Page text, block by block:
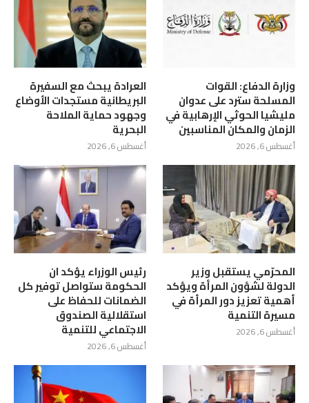
وزارة الدفاع: القوات
المسلحة سترد على عدوان
مليشيا الحوثي الإرهابية في
الزمان والمكان المناسبين
أغسطس 6, 2026
العرادة يبحث مع السفيرة
البريطانية مستجدات الأوضاع
وجهود حماية الملاحة
البحرية
أغسطس 6, 2026
المحرّمي يستقبل وزير
الدولة لشؤون المرأة ويؤكد
أهمية تعزيز دور المرأة في
مسيرة التنمية
أغسطس 6, 2026
رئيس الوزراء يؤكد ان
الحكومة ستواصل توفير كل
الضمانات للحفاظ على
استقلالية الصندوق
الاجتماعي للتنمية
أغسطس 6, 2026